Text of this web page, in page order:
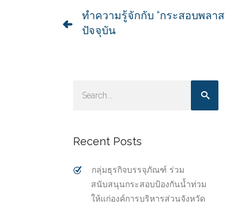
ทำความรู้จักกับ “กระสอบพลา
ปัจจุบัน
Recent Posts
กลุ่มธุรกิจบรรจุภัณฑ์ ร่วม
สนับสนุนกระสอบป้องกันน้ำท่วม
ให้แก่องค์การบริหารส่วนจังหวัด